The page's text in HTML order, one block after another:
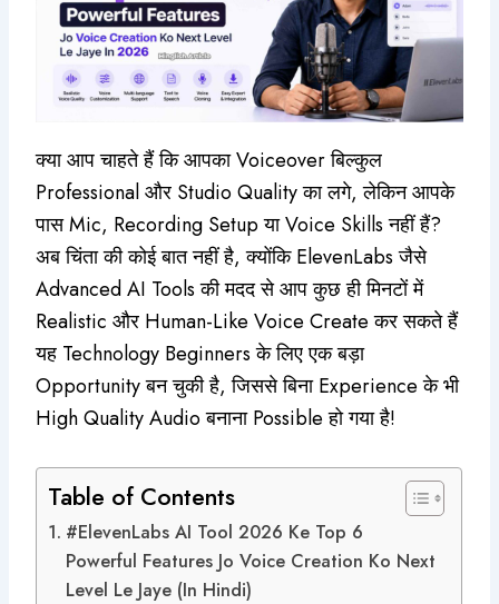
क्या आप चाहते हैं कि आपका Voiceover बिल्कुल
Professional और Studio Quality का लगे, लेकिन आपके
पास Mic, Recording Setup या Voice Skills नहीं हैं?
अब चिंता की कोई बात नहीं है, क्योंकि ElevenLabs जैसे
Advanced AI Tools की मदद से आप कुछ ही मिनटों में
Realistic और Human-Like Voice Create कर सकते हैं
यह Technology Beginners के लिए एक बड़ा
Opportunity बन चुकी है, जिससे बिना Experience के भी
High Quality Audio बनाना Possible हो गया है!
Table of Contents
#ElevenLabs AI Tool 2026 Ke Top 6
Powerful Features Jo Voice Creation Ko Next
Level Le Jaye (In Hindi)